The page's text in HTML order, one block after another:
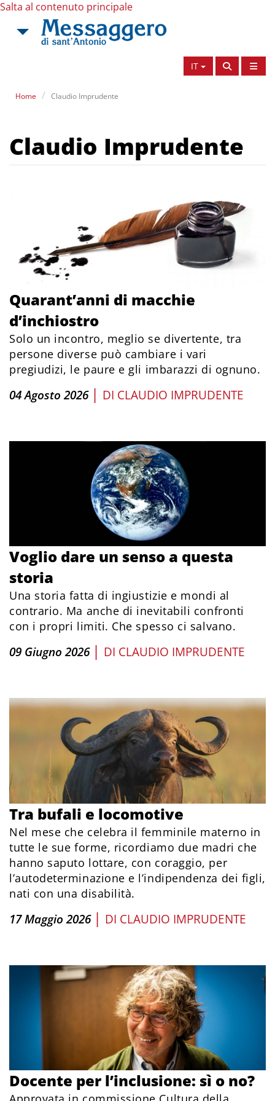
Salta al contenuto principale
IT
Home Claudio Imprudente
Claudio Imprudente
Quarant’anni di macchie
d’inchiostro
Solo un incontro, meglio se divertente, tra
persone diverse può cambiare i vari
pregiudizi, le paure e gli imbarazzi di ognuno.
04 Agosto 2026 | DI CLAUDIO IMPRUDENTE
Voglio dare un senso a questa
storia
Una storia fatta di ingiustizie e mondi al
contrario. Ma anche di inevitabili confronti
con i propri limiti. Che spesso ci salvano.
09 Giugno 2026 | DI CLAUDIO IMPRUDENTE
Tra bufali e locomotive
Nel mese che celebra il femminile materno in
tutte le sue forme, ricordiamo due madri che
hanno saputo lottare, con coraggio, per
l’autodeterminazione e l’indipendenza dei figli,
nati con una disabilità.
17 Maggio 2026 | DI CLAUDIO IMPRUDENTE
Docente per l’inclusione: sì o no?